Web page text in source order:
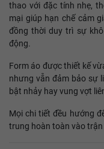
thao với đặc tính nhẹ,
mại giúp hạn chế cảm
đồng thời duy trì sự
động.
Form áo được thiết kế
nhưng vẫn đảm bảo sự
bật nhảy hay vung vợt
Mọi chi tiết đều hướng
trung hoàn toàn vào